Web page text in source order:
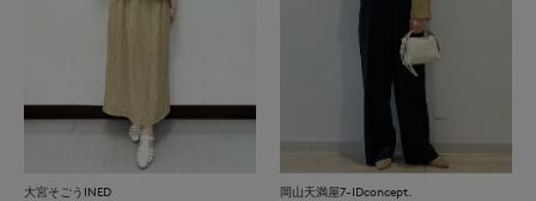
大宮そごうINED 岡山天満屋7-IDconcept.